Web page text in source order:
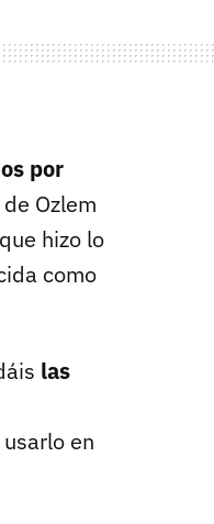
por
Ozlem
hizo lo
como
las
en